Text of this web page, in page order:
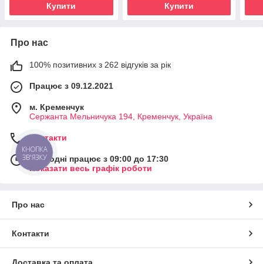
Купити Купити
Про нас
100% позитивних з 262 відгуків за рік
Працює з 09.12.2021
м. Кременчук
Сержанта Мельничука 194, Кременчук, Україна
Контакти
Сьогодні працює з 09:00 до 17:30
Показати весь графік роботи
Про нас
Контакти
Доставка та оплата
КНОПКА
ЗВ'ЯЗКУ